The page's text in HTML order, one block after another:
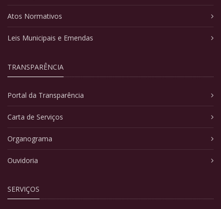
Atos Normativos
Leis Municipais e Emendas
TRANSPARÊNCIA
Portal da Transparência
Carta de Serviços
Organograma
Ouvidoria
SERVIÇOS